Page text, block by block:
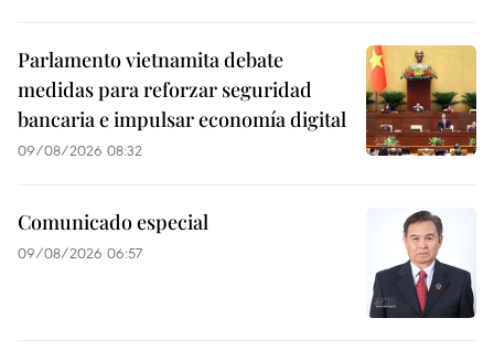
Parlamento vietnamita debate
medidas para reforzar seguridad
bancaria e impulsar economía digital
09/08/2026 08:32
Comunicado especial
09/08/2026 06:57